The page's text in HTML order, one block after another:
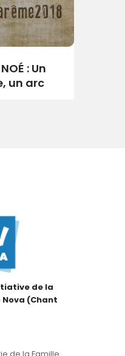
: Un
un arc
de la
(Chant
de la Famille